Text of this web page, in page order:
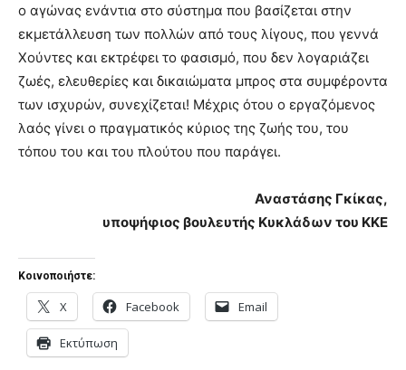
ο αγώνας ενάντια στο σύστημα που βασίζεται στην
εκμετάλλευση των πολλών από τους λίγους, που γεννά
Χούντες και εκτρέφει το φασισμό, που δεν λογαριάζει
ζωές, ελευθερίες και δικαιώματα μπρος στα συμφέροντα
των ισχυρών, συνεχίζεται! Μέχρις ότου ο εργαζόμενος
λαός γίνει ο πραγματικός κύριος της ζωής του, του
τόπου του και του πλούτου που παράγει.
Αναστάσης Γκίκας,
υποψήφιος βουλευτής Κυκλάδων του ΚΚΕ
Κοινοποιήστε:
X Facebook Email
Εκτύπωση